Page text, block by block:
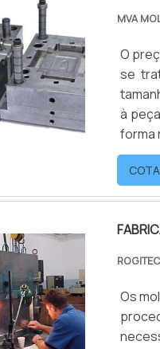
MVA
O
se
à
forma
será
ROGITEC
Os